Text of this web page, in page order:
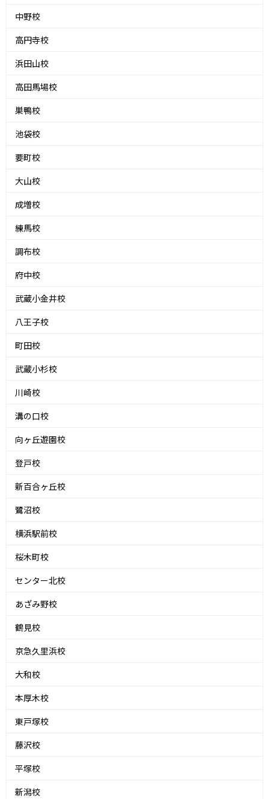
中野校
高円寺校
浜田山校
高田馬場校
巣鴨校
池袋校
要町校
大山校
成増校
練馬校
調布校
府中校
武蔵小金井校
八王子校
町田校
武蔵小杉校
川崎校
溝の口校
向ヶ丘遊園校
登戸校
新百合ヶ丘校
鷺沼校
横浜駅前校
桜木町校
センター北校
あざみ野校
鶴見校
京急久里浜校
大和校
本厚木校
東戸塚校
藤沢校
平塚校
新潟校